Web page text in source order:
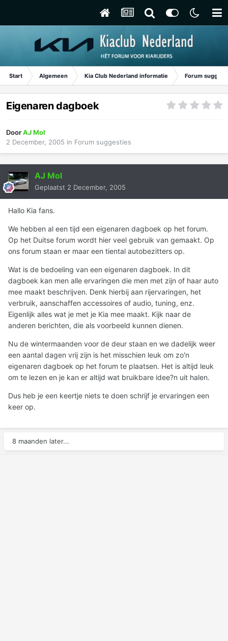
Start Algemeen Kia Club Nederland informatie Forum
Eigenaren dagboek
DoorAJ Mol
2 December, 2005 in Forum suggesties
AJ Mol
Geplaatst 2 December, 2005
Hallo Kia fans.
We hebben al een tijd een eigenaren dagboek op het forum.
Op het Duitse forum wordt hier veel gebruik van gemaakt. Op
ons forum staan er maar een tiental autobezitters op.
Wat is de bedoeling van een eigenaren dagboek. In dit
dagboek kan men alle ervaringen die men met zijn of haar auto
mee maakt beschrijven. Denk hierbij aan rijervaringen, het
verbruik, aanschaffen accessoires of audio, tuning, enz.
Eigenlijk alles wat je met je Kia mee maakt. Kijk naar de
anderen berichten, die als voorbeeld kunnen dienen.
Nu de wintermaanden voor de deur staan en we dadelijk weer
een aantal dagen vrij zijn is het misschien leuk om zo'n
eigenaren dagboek op het forum te plaatsen. Het is altijd leuk
om te lezen en je kan er altijd wat bruikbare idee?n uit halen.
Dus heb je een keertje niets te doen schrijf je ervaringen een
keer op.
8 maanden later...